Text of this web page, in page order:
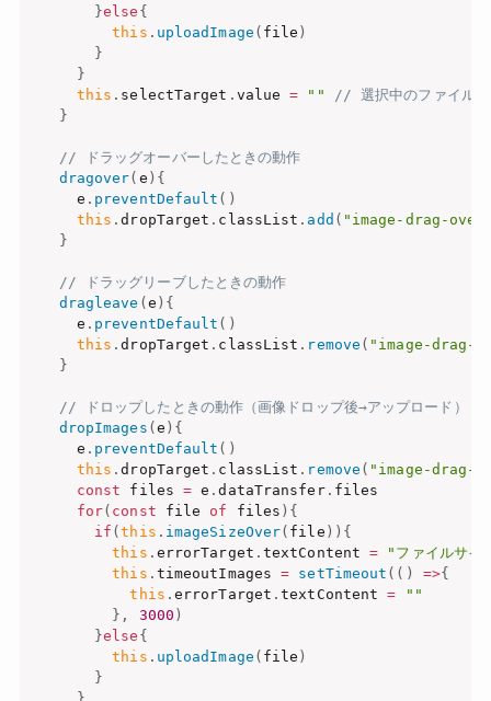
}else {
this . uploadImage ( file )
}
}
this . selectTarget . value = ""
// 選択中のファイルを
}
// ドラッグオーバーしたときの動作
dragover( e ) {
    e
. preventDefault ( )
this .dropTarget . classList . add ( "image-drag-
}
// ドラッグリーブしたときの動作
dragleave (e ) {
    e
. preventDefault ( )
this .dropTarget . classList . remove ( "image-drag-
}
// ドロップしたときの動作（画像ドロップ後→アップロード）
dropImages (e ) {
    e
. preventDefault ( )
this .dropTarget . classList . remove ( "image-drag-
const files = e .dataTransfer. files
for( const file of files ) {
if (this . imageSizeOver( file ) ) {
this . errorTarget . textContent =
"ファイルサイ
this . timeoutImages = setTimeout ( ( ) =>{
this . errorTarget .textContent =
""
} , 3000 )
}else {
this . uploadImage ( file )
}